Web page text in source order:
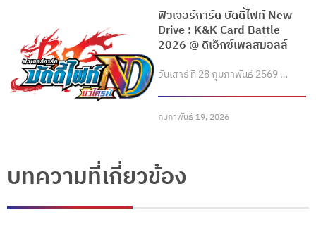
ฟิวเจอร์การ์ด บัดดี้ไฟท์ New
Drive : K&K Card Battle
2026 @ ดิเอ็กซ์เพลสมอลล์
วันเสาร์ ที่ 28 กุมภาพันธ์ 2569 …
กุมภาพันธ์ 19, 2026
บทความที่เกี่ยวข้อง